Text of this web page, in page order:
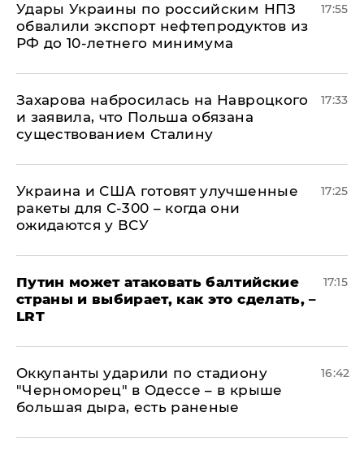
Удары Украины по российским НПЗ
обвалили экспорт нефтепродуктов из
РФ до 10-летнего минимума
17:55
​Захарова набросилась на Навроцкого
и заявила, что Польша обязана
существованием Сталину
17:33
Украина и США готовят улучшенные
ракеты для С-300 – когда они
ожидаются у ВСУ
17:25
Путин может атаковать балтийские
страны и выбирает, как это сделать, –
LRT
17:15
Оккупанты ударили по стадиону
"Черноморец" в Одессе – в крыше
большая дыра, есть раненые
16:42